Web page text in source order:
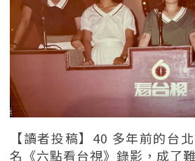
【讀者投稿】40 多年前的台
名《六點看台視》錄影，成了